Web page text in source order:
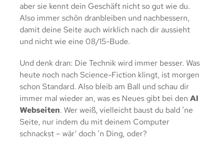
aber sie kennt dein Geschäft nicht so gut wie du.
Also immer schön dranbleiben und nachbessern,
damit deine Seite auch wirklich nach dir aussieht
und nicht wie eine 08/15-Bude.
Und denk dran: Die Technik wird immer besser. Was
heute noch nach Science-Fiction klingt, ist morgen
schon Standard. Also bleib am Ball und schau dir
immer mal wieder an, was es Neues gibt bei den AI
Webseiten. Wer weiß, vielleicht baust du bald ’ne
Seite, nur indem du mit deinem Computer
schnackst – wär‘ doch ’n Ding, oder?